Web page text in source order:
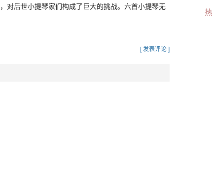
对后世小提琴家们构成了巨大的挑战。六首小提琴无
[ 发表评论 ]